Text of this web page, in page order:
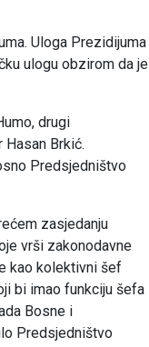
Uloga Prezidijuma
ulogu obzirom da je
drugi
Brkić.
Predsjedništvo
zasjedanju
vrši zakonodavne
kao kolektivni šef
bi imao funkciju šefa
Bosne i
Predsjedništvo